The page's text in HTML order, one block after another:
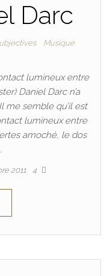
Darc
Musique
lumineux entre
Daniel Darc n’a
me semble qu’il est
lumineux entre
amoché, le dos
2011 4